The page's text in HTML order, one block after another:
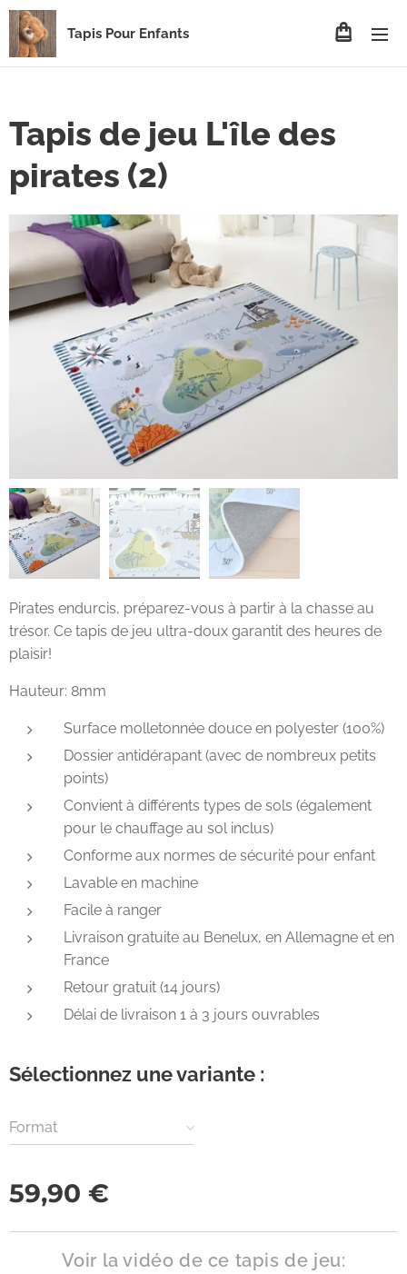
Tapis Pour Enfants
Tapis de jeu L'île des
pirates (2)
Pirates endurcis, préparez-vous à partir à la chasse au
trésor. Ce tapis de jeu ultra-doux garantit des heures de
plaisir!
Hauteur: 8mm
Surface molletonnée douce en polyester (100%)
Dossier antidérapant (avec de nombreux petits
points)
Convient à différents types de sols (également
pour le chauffage au sol inclus)
Conforme aux normes de sécurité pour enfant
Lavable en machine
Facile à ranger
Livraison gratuite au Benelux, en Allemagne et en
France
Retour gratuit (14 jours)
Délai de livraison 1 à 3 jours ouvrables
Sélectionnez une variante :
Format
59,90 €
Voir la vidéo de ce tapis de jeu: